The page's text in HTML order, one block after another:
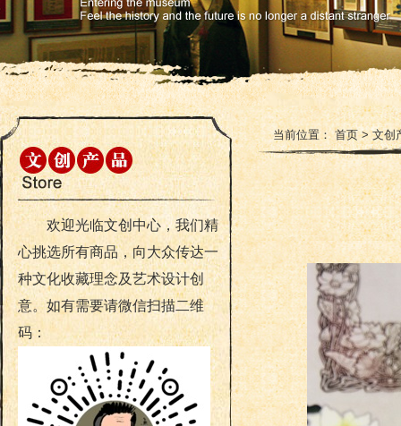
欢迎光临文创中心，我们精
心挑选所有商品，向大众传达一
种文化收藏理念及艺术设计创
意。如有需要请微信扫描二维
码：
当前位置：首页>文创